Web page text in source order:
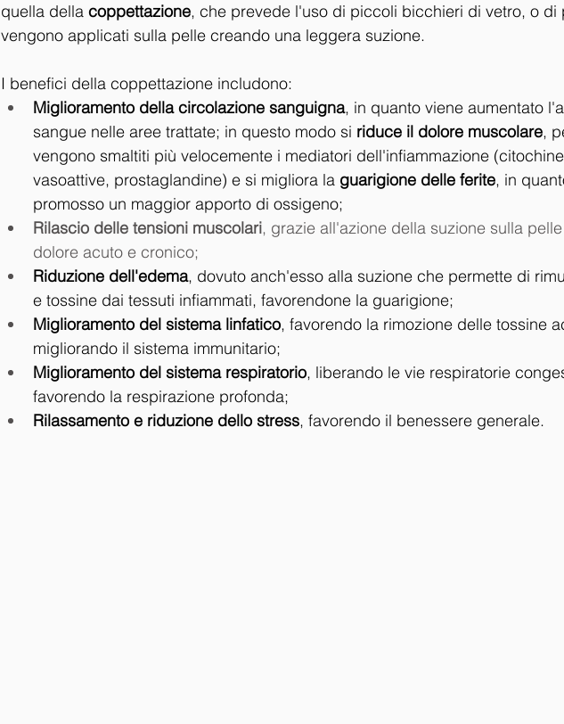
quella della coppettazione, che prevede l'uso di piccoli bicchieri di vetro, o di
vengono applicati sulla pelle creando una leggera suzione.
I benefici della coppettazione includono:
Miglioramento della circolazione sanguigna, in quanto viene aumentato
sangue nelle aree trattate; in questo modo si riduce il dolore muscolare,
vengono smaltiti più velocemente i mediatori dell'infiammazione
vasoattive, prostaglandine) e si migliora la guarigione delle ferite, in
promosso un maggior apporto di ossigeno;
Rilascio delle tensioni muscolari, grazie all'azione della suzione sulla
dolore acuto e cronico;
Riduzione dell'edema, dovuto anch'esso alla suzione che permette di
e tossine dai tessuti infiammati, favorendone la guarigione;
Miglioramento del sistema linfatico, favorendo la rimozione delle tossine
migliorando il sistema immunitario;
Miglioramento del sistema respiratorio, liberando le vie respiratorie
favorendo la respirazione profonda;
Rilassamento e riduzione dello stress, favorendo il benessere generale.